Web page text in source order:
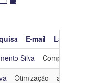
Limpar filtros
E-mail Lattes
Silva Computação
Otimização